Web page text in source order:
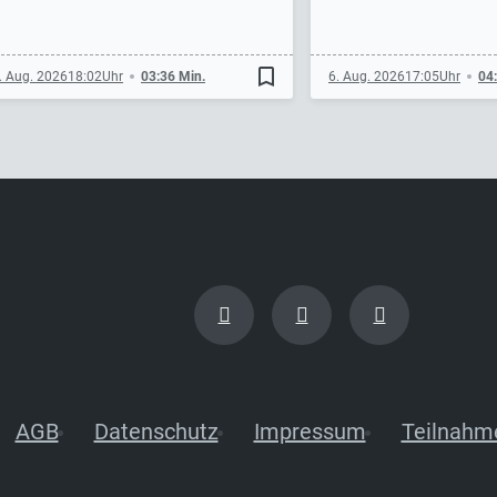
Aug. 202618:02 03:36 Min. bookmark_border 6. Aug. 202617:05
AGB Datenschutz Impressum